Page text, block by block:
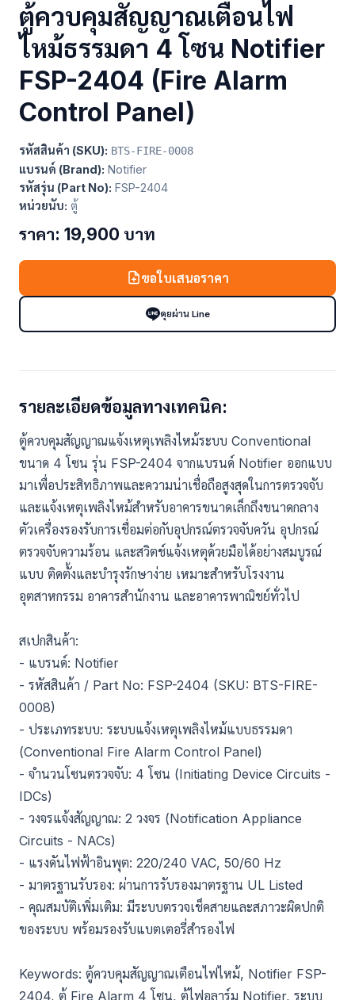
ตู้ควบคุมสัญญาณเตือนไฟ
ไหม้ธรรมดา 4 โซน Notifier
FSP-2404 (Fire Alarm
Control Panel)
รหัสสินค้า (SKU): BTS-FIRE-0008
แบรนด์ (Brand): Notifier
รหัสรุ่น (Part No): FSP-2404
หน่วยนับ: ตู้
ราคา: 19,900 บาท
ขอใบเสนอราคา
คุยผ่าน Line
รายละเอียดข้อมูลทางเทคนิค:
ตู้ควบคุมสัญญาณแจ้งเหตุเพลิงไหม้ระบบ Conventional
ขนาด 4 โซน รุ่น FSP-2404 จากแบรนด์ Notifier ออกแบบ
มาเพื่อประสิทธิภาพและความน่าเชื่อถือสูงสุดในการตรวจจับ
และแจ้งเหตุเพลิงไหม้สำหรับอาคารขนาดเล็กถึงขนาดกลาง
ตัวเครื่องรองรับการเชื่อมต่อกับอุปกรณ์ตรวจจับควัน อุปกรณ์
ตรวจจับความร้อน และสวิตช์แจ้งเหตุด้วยมือได้อย่างสมบูรณ์
แบบ ติดตั้งและบำรุงรักษาง่าย เหมาะสำหรับโรงงาน
อุตสาหกรรม อาคารสำนักงาน และอาคารพาณิชย์ทั่วไป
สเปกสินค้า:
- แบรนด์: Notifier
- รหัสสินค้า / Part No: FSP-2404 (SKU: BTS-FIRE-
0008)
- ประเภทระบบ: ระบบแจ้งเหตุเพลิงไหม้แบบธรรมดา
(Conventional Fire Alarm Control Panel)
- จำนวนโซนตรวจจับ: 4 โซน (Initiating Device Circuits -
IDCs)
- วงจรแจ้งสัญญาณ: 2 วงจร (Notification Appliance
Circuits - NACs)
- แรงดันไฟฟ้าอินพุต: 220/240 VAC, 50/60 Hz
- มาตรฐานรับรอง: ผ่านการรับรองมาตรฐาน UL Listed
- คุณสมบัติเพิ่มเติม: มีระบบตรวจเช็คสายและสภาวะผิดปกติ
ของระบบ พร้อมรองรับแบตเตอรี่สำรองไฟ
Keywords: ตู้ควบคุมสัญญาณเตือนไฟไหม้, Notifier FSP-
2404, ตู้ Fire Alarm 4 โซน, ตู้ไฟอลาร์ม Notifier, ระบบ